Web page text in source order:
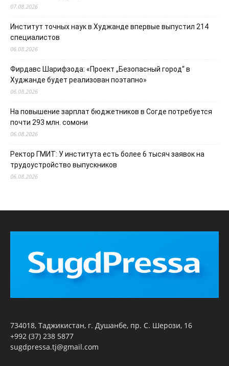
07.08.2026
Институт точных наук в Худжанде впервые выпустил 214
специалистов
06.08.2026
Фирдавс Шарифзода: «Проект „Безопасный город“ в
Худжанде будет реализован поэтапно»
06.08.2026
На повышение зарплат бюджетников в Согде потребуется
почти 293 млн. сомони
06.08.2026
Ректор ГМИТ: У института есть более 6 тысяч заявок на
трудоустройство выпускников
06.08.2026
734018, Таджикистан, г. Душанбе, пр. С. Шерози, 16
+992 (37) 238 5877
sugdpressa.tj@gmail.com